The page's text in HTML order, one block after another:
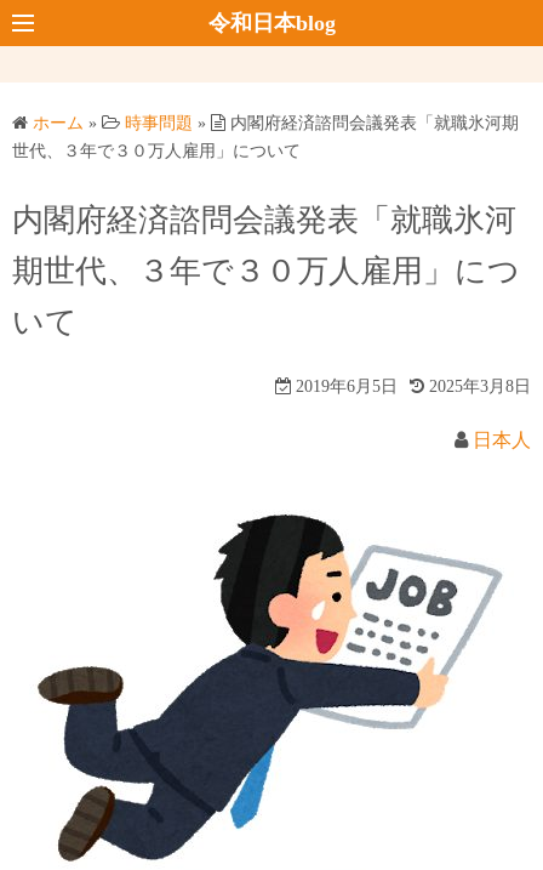
コ
ン
ツ
キ
ッ
令和日本blog
ホーム » 時事問題 »
内閣府経済諮問会議発表「就職氷河期
世代、３年で３０万人雇用」について
内閣府経済諮問会議発表「就職氷河
期世代、３年で３０万人雇用」につ
いて
2019年6月5日 2025年3月8日
日本人